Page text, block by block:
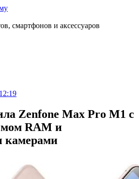
смартфонов и аксессуаров
12:19
Zenfone Max Pro M1 с
RAM и
камерами